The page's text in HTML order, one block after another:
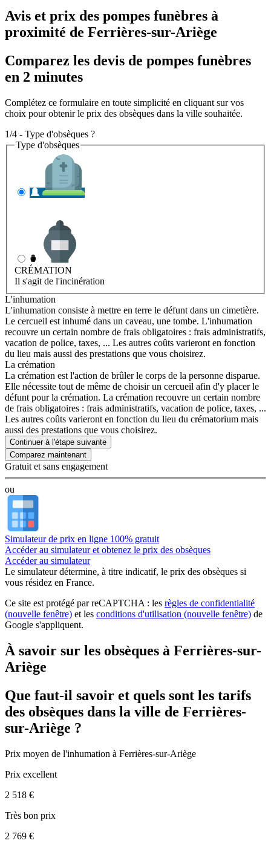
Avis et prix des pompes funèbres à
proximité de Ferrières-sur-Ariège
Comparez les devis de pompes funèbres
en 2 minutes
Complétez ce formulaire en toute simplicité en cliquant sur vos
choix pour obtenir le prix des obsèques dans la ville souhaitée.
1/4 - Type d'obsèques ?
Type d'obsèques
CRÉMATION
Il s'agit de l'incinération
L'inhumation
L'inhumation consiste à mettre en terre le défunt dans un cimetière.
Le cercueil est inhumé dans un caveau, une tombe. L'inhumation
recouvre un certain nombre de frais obligatoires : frais administratifs,
vacation de police, taxes, ... Les autres coûts varieront en fonction
du lieu mais aussi des prestations que vous choisirez.
La crémation
La crémation est l'action de brûler le corps de la personne disparue.
Elle nécessite tout de même de choisir un cercueil afin d'y placer le
défunt pour la crémation. La crémation recouvre un certain nombre
de frais obligatoires : frais administratifs, vacation de police, taxes, ...
Les autres coûts varieront en fonction du lieu du crématorium mais
aussi des prestations que vous choisirez.
Continuer à l'étape suivante
Gratuit et sans engagement
ou
Simulateur de prix en ligne 100% gratuit
Accéder au simulateur et obtenez le prix des obsèques
Accéder au simulateur
Le simulateurdétermine, à titre indicatif, le prix des obsèques si
vous résidez en France.
Ce site est protégé par reCAPTCHA : les règles de confidentialité
(nouvelle fenêtre) et les conditions d'utilisation (nouvelle fenêtre) de
Google s'appliquent.
À savoir sur les obsèques à Ferrières-sur-
Ariège
Que faut-il savoir et quels sont les tarifs
des obsèques dans la ville de Ferrières-
sur-Ariège ?
Prix moyen de l'inhumation à Ferrières-sur-Ariège
Prix excellent
2 518 €
Très bon prix
2 769 €